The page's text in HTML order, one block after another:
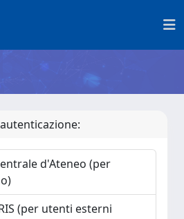
d'Ateneo (per
(per utenti esterni